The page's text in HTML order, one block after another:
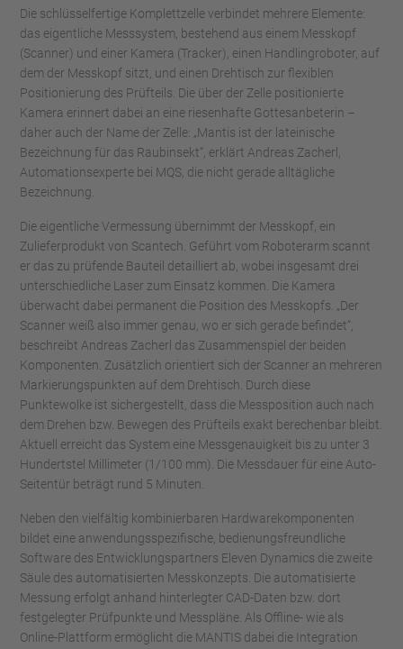
Die schlüsselfertige Komplettzelle verbindet mehrere Elemente:
das eigentliche Messsystem, bestehend aus einem Messkopf
(Scanner) und einer Kamera (Tracker), einen Handlingroboter, auf
dem der Messkopf sitzt, und einen Drehtisch zur flexiblen
Positionierung des Prüfteils. Die über der Zelle positionierte
Kamera erinnert dabei an eine riesenhafte Gottesanbeterin –
daher auch der Name der Zelle: „Mantis ist der lateinische
Bezeichnung für das Raubinsekt“, erklärt Andreas Zacherl,
Automationsexperte bei MQS, die nicht gerade alltägliche
Bezeichnung.
Die eigentliche Vermessung übernimmt der Messkopf, ein
Zulieferprodukt von Scantech. Geführt vom Roboterarm scannt
er das zu prüfende Bauteil detailliert ab, wobei insgesamt drei
unterschiedliche Laser zum Einsatz kommen. Die Kamera
überwacht dabei permanent die Position des Messkopfs. „Der
Scanner weiß also immer genau, wo er sich gerade befindet“,
beschreibt Andreas Zacherl das Zusammenspiel der beiden
Komponenten. Zusätzlich orientiert sich der Scanner an mehreren
Markierungspunkten auf dem Drehtisch. Durch diese
Punktewolke ist sichergestellt, dass die Messposition auch nach
dem Drehen bzw. Bewegen des Prüfteils exakt berechenbar bleibt.
Aktuell erreicht das System eine Messgenauigkeit bis zu unter 3
Hundertstel Millimeter (1/100 mm). Die Messdauer für eine Auto-
Seitentür beträgt rund 5 Minuten.
Neben den vielfältig kombinierbaren Hardwarekomponenten
bildet eine anwendungsspezifische, bedienungsfreundliche
Software des Entwicklungspartners Eleven Dynamics die zweite
Säule des automatisierten Messkonzepts. Die automatisierte
Messung erfolgt anhand hinterlegter CAD-Daten bzw. dort
festgelegter Prüfpunkte und Messpläne. Als Offline- wie als
Online-Plattform ermöglicht die MANTIS dabei die Integration